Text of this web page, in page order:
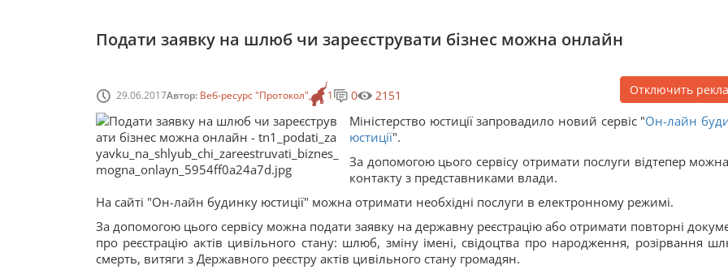
Подати заявку на шлюб чи зареєструвати бізнес можна онлайн
29.06.2017Автор: Веб-ресурс "Протокол" 1 0 2151 Отключить
Міністерство юстиції запровадило новий сервіс "Он-лайн
юстиції".
За допомогою цього сервісу отримати послуги відтепер
контакту з представниками влади.
На сайті "Он-лайн будинку юстиції" можна отримати необхідні послуги в електронному режимі.
За допомогою цього сервісу можна подати заявку на державну реєстрацію або отримати повторні
про реєстрацію актів цивільного стану: шлюб, зміну імені, свідоцтва про народження, розірвання
смерть, витяги з Державного реєстру актів цивільного стану громадян.